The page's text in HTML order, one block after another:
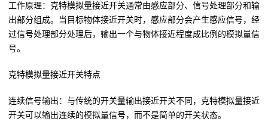
工作原理：克特模拟量接近开关通常由感应部分、信号处理部分和输
出部分组成。当目标物体接近开关时，感应部分会产生感应信号，经
过信号处理部分处理后，输出一个与物体接近程度成比例的模拟量信
号。
克特模拟量接近开关特点
连续信号输出：与传统的开关量输出接近开关不同，克特模拟量接近
开关可以输出连续的模拟量信号，而不是简单的开关状态。